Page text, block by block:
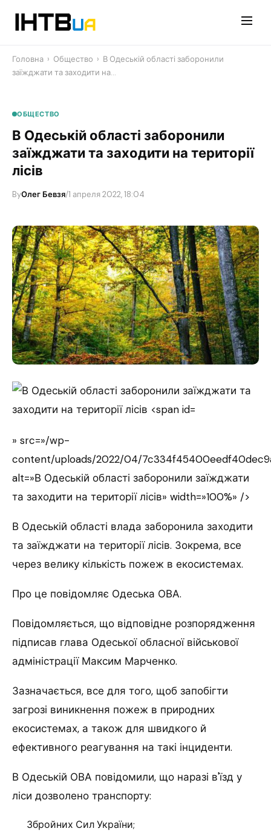
Головна › Общество › В Одеській області заборонили
заїжджати та заходити на…
ОБЩЕСТВО
В Одеській області заборонили
заїжджати та заходити на території
лісів
ByОлег Бевзя/1 апреля 2022, 18:04
» src=»/wp-
content/uploads/2022/04/
alt=»В Одеській області заборонили заїжджати
та заходити на території лісів» width=»100%» />
В Одеській області влада заборонила заходити
та заїжджати на території лісів. Зокрема, все
через велику кількість пожеж в екосистемах.
Про це повідомляє Одеська ОВА.
Повідомляється, що відповідне розпорядження
підписав глава Одеської обласної військової
адміністрації Максим Марченко.
Зазначається, все для того, щоб запобігти
загрозі виникнення пожеж в природних
екосистемах, а також для швидкого й
ефективного реагування на такі інциденти.
В Одеській ОВА повідомили, що наразі в'їзд у
ліси дозволено транспорту:
Збройних Сил України;